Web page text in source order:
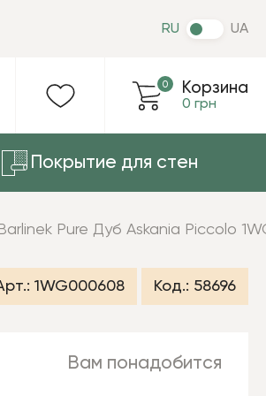
Корзина
0 грн
0
RU UA
Покрытие для стен
Pure Дуб Askania Piccolo
1WG000608 Код.: 58696
Вам понадобится